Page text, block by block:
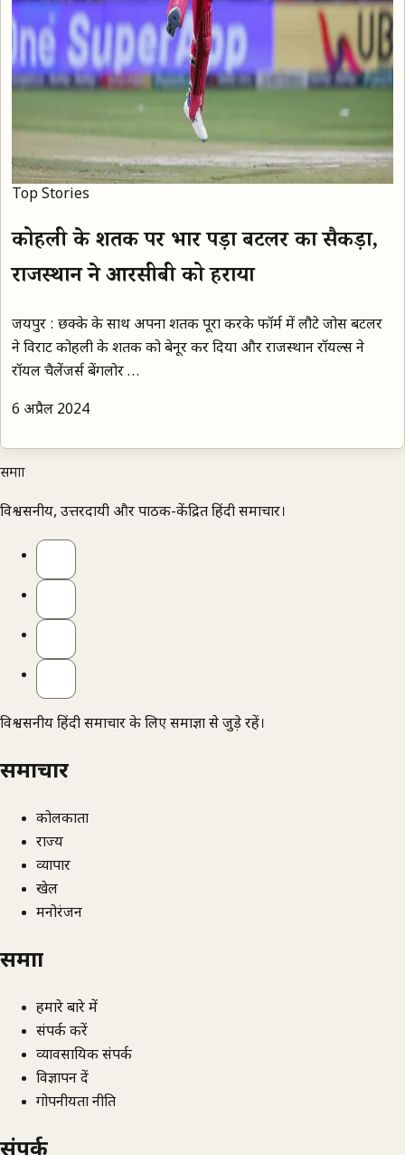
Top Stories
कोहली के शतक पर भारी पड़ा बटलर का सैकड़ा,
राजस्थान ने आरसीबी को हराया
जयपुर : छक्के के साथ अपना शतक पूरा करके फॉर्म में लौटे जोस बटलर
ने विराट कोहली के शतक को बेनूर कर दिया और राजस्थान रॉयल्स ने
रॉयल चैलेंजर्स बेंगलोर …
6 अप्रैल 2024
समाज्ञा
विश्वसनीय, उत्तरदायी और पाठक-केंद्रित हिंदी समाचार।
विश्वसनीय हिंदी समाचार के लिए समाज्ञा से जुड़े रहें।
समाचार
कोलकाता
राज्य
व्यापार
खेल
मनोरंजन
समाज्ञा
हमारे बारे में
संपर्क करें
व्यावसायिक संपर्क
विज्ञापन दें
गोपनीयता नीति